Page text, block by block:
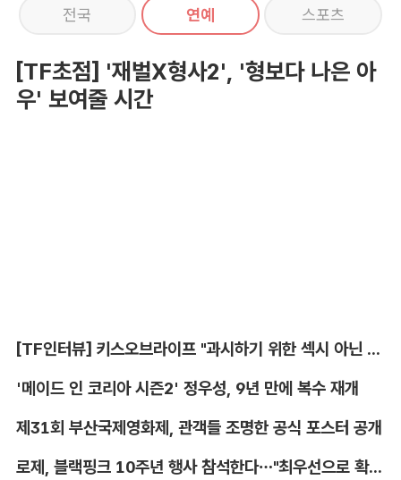
전국 연예 스포츠
[TF초점] '재벌X형사2', '형보다 나은 아
우' 보여줄 시간
[TF인터뷰] 키스오브라이프 "과시하기 위한 섹시 아닌 당당함"
'메이드 인 코리아 시즌2' 정우성, 9년 만에 복수 재개
제31회 부산국제영화제, 관객들 조명한 공식 포스터 공개
로제, 블랙핑크 10주년 행사 참석한다…"최우선으로 확정"